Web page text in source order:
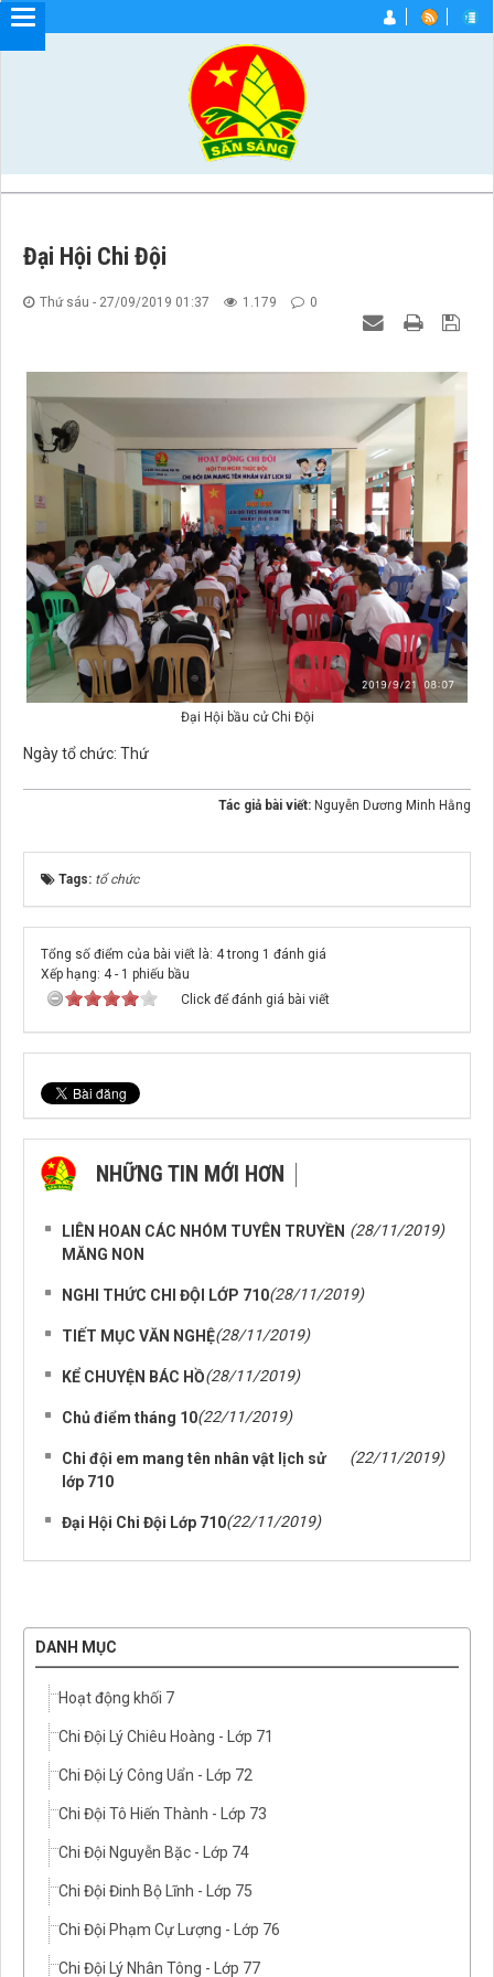
Đại Hội Chi Đội
Thứ sáu - 27/09/2019 01:37 1.179 0
Đại Hội bầu cử Chi Đội
Ngày tổ chức: Thứ
Tác giả bài viết: Nguyễn Dương Minh Hằng
Tags: tổ chức
Tổng số điểm của bài viết là: 4 trong 1 đánh giá
Xếp hạng: 4- 1 phiếu bầu
Click để đánh giá bài viết
NHỮNG TIN MỚI HƠN
LIÊN HOAN CÁC NHÓM TUYÊN TRUYỀN
MĂNG NON
(28/11/2019)
NGHI THỨC CHI ĐỘI LỚP 710(28/11/2019)
TIẾT MỤC VĂN NGHỆ(28/11/2019)
KỂ CHUYỆN BÁC HỒ(28/11/2019)
Chủ điểm tháng 10(22/11/2019)
Chi đội em mang tên nhân vật lịch sử
lớp 710
(22/11/2019)
Đại Hội Chi Đội Lớp 710(22/11/2019)
DANH MỤC
Hoạt động khối 7
Chi Đội Lý Chiêu Hoàng - Lớp 71
Chi Đội Lý Công Uẩn - Lớp 72
Chi Đội Tô Hiến Thành - Lớp 73
Chi Đội Nguyễn Bặc - Lớp 74
Chi Đội Đinh Bộ Lĩnh - Lớp 75
Chi Đội Phạm Cự Lượng - Lớp 76
Chi Đội Lý Nhân Tông - Lớp 77